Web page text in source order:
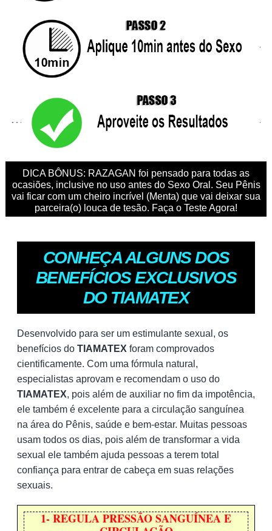
DICA BÔNUS: RAZAGAN foi pensado para todas as
ocasiões, inclusive no uso antes do Sexo Oral. Seu Pênis
vai ficar com um cheiro incrível (Menta) que vai deixar sua
parceira(o) louca de tesão. Faça o Teste Agora!
CONHEÇA ALGUNS DOS
BENEFÍCIOS EXCLUSIVOS
DO TIAMATEX
Desenvolvido para ser um estimulante sexual, os
benefícios do TIAMATEX foram comprovados
cientificamente. Com uma fórmula natural,
especialistas aprovam e recomendam o uso do
TIAMATEX, pois além de auxiliar no fim da impotência,
ele também é excelente para a circulação sanguínea
na área do Pênis, saúde e bem-estar. Muitas pessoas
usam todos os dias, pois além de transformar a vida
sexual ele também ajuda pessoas a terem total
confiança para entrar de cabeça em suas relações
sexuais.
1- REGULA PRESSÃO SANGUÍNEA E